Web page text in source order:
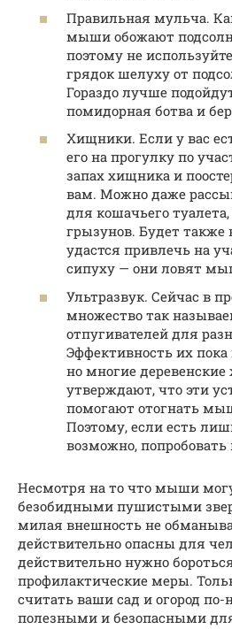
Правильная мульча.
мыши обожают
поэтому не
грядок шелуху от
Гораздо лучше
помидорная ботва и
Хищники. Если у вас
его на прогулку по
запах хищника и
вам. Можно даже
для кошачьего
грызунов. Будет также
удастся привлечь на
сипуху — они ловят
Ультразвук. Сейчас в
множество так
отпугивателей для
Эффективность их пока
но многие
утверждают, что эти
помогают отогнать
Поэтому, если есть
возможно,
Несмотря на то что мыши
безобидными пушистыми
милая внешность не
действительно опасны для
действительно нужно
профилактические меры.
считать ваши сад и огород
полезными и безопасными